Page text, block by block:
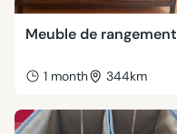
Meuble de rangement
1 month 344km